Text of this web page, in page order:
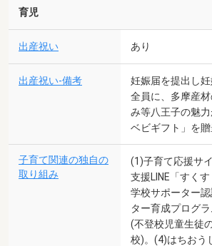
育児
出産祝い あり
出産祝い-備考
妊娠届を提出し
全員に、多摩産
み等八王子の魅
ベビギフト」を贈
子育て関連の独自の
取り組み
(1)子育て応援サ
支援LINE「すく
学校サポーター
ター育成プログ
(不登校児童生徒
校)。(4)はちおう